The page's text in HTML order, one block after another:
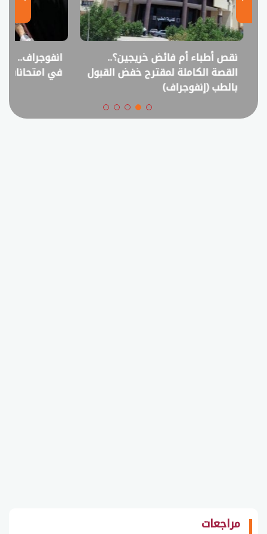
نقص أطباء أم فائض خريجين؟..
القصة الكاملة لمقترح خفض القبول
بالطب (إنفوجراف)
انفوجراف..
في امتحانات
مراجعات